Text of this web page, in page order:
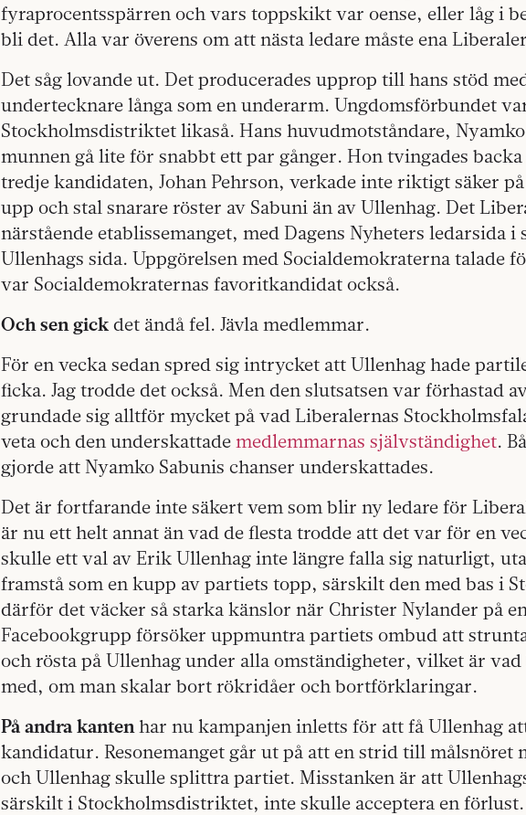
fyraprocentsspärren och vars toppskikt var oense, eller låg i
bli det. Alla var överens om att nästa ledare måste ena
Det såg lovande ut. Det producerades upprop till hans stöd
undertecknare långa som en underarm. Ungdomsförbundet
Stockholmsdistriktet likaså. Hans huvudmotståndare,
munnen gå lite för snabbt ett par gånger. Hon tvingades
tredje kandidaten, Johan Pehrson, verkade inte riktigt säker
upp och stal snarare röster av Sabuni än av Ullenhag. Det
närstående etablissemanget, med Dagens Nyheters ledarsida i
Ullenhags sida. Uppgörelsen med Socialdemokraterna talade
var Socialdemokraternas favoritkandidat också.
Och sen gick det ändå fel. Jävla medlemmar.
För en vecka sedan spred sig intrycket att Ullenhag hade
ficka. Jag trodde det också. Men den slutsatsen var förhastad
grundade sig alltför mycket på vad Liberalernas
veta och den underskattade medlemmarnas självständighet.
gjorde att Nyamko Sabunis chanser underskattades.
Det är fortfarande inte säkert vem som blir ny ledare för
är nu ett helt annat än vad de flesta trodde att det var för en
skulle ett val av Erik Ullenhag inte längre falla sig naturligt,
framstå som en kupp av partiets topp, särskilt den med bas i
därför det väcker så starka känslor när Christer Nylander på
Facebookgrupp försöker uppmuntra partiets ombud att
och rösta på Ullenhag under alla omständigheter, vilket är vad
med, om man skalar bort rökridåer och bortförklaringar.
På andra kanten har nu kampanjen inletts för att få Ullenhag
kandidatur. Resonemanget går ut på att en strid till målsnöret
och Ullenhag skulle splittra partiet. Misstanken är att
särskilt i Stockholmsdistriktet, inte skulle acceptera en